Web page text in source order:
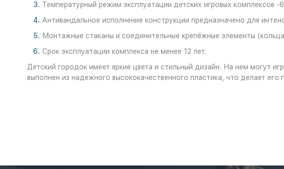
Температурный режим эксплуатации детских игровых комплексов -
Антивандальное исполнение конструкции предназначено для
Монтажные стаканы и соединительные крепёжные элементы
Срок эксплуатации комплекса не менее 12 лет.
Детский городок имеет яркие цвета и стильный дизайн. На нем могут
выполнен из надежного высококачественного пластика, что делает